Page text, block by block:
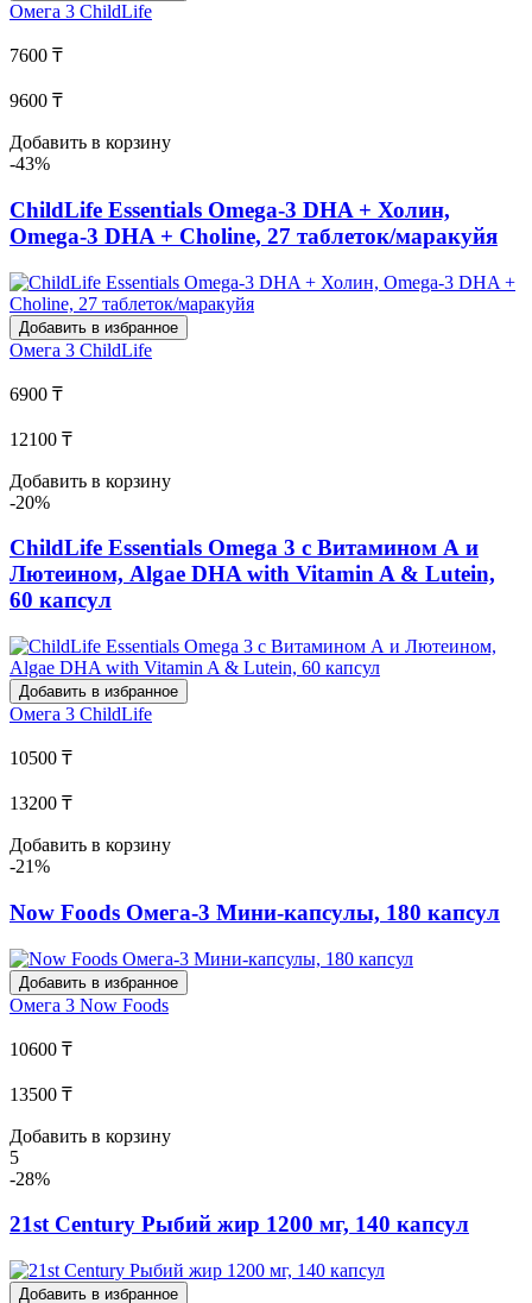
Омега 3 ChildLife
7600 ₸
9600 ₸
Добавить в корзину
-43%
ChildLife Essentials Omega-3 DHA + Холин,
Omega-3 DHA + Choline, 27 таблеток/маракуйя
Добавить в избранное
Омега 3 ChildLife
6900 ₸
12100 ₸
Добавить в корзину
-20%
ChildLife Essentials Omega 3 с Витамином А и
Лютеином, Algae DHA with Vitamin A & Lutein,
60 капсул
Добавить в избранное
Омега 3 ChildLife
10500 ₸
13200 ₸
Добавить в корзину
-21%
Now Foods Омега-3 Мини-капсулы, 180 капсул
Добавить в избранное
Омега 3 Now Foods
10600 ₸
13500 ₸
Добавить в корзину
5
-28%
21st Century Рыбий жир 1200 мг, 140 капсул
Добавить в избранное